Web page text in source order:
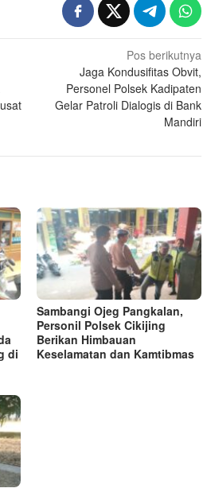
Pos berikutnya
Jaga Kondusifitas Obvit,
Personel Polsek Kadipaten
Gelar Patroli Dialogis di Bank
Mandiri
di
Sambangi Ojeg Pangkalan,
Personil Polsek Cikijing
Berikan Himbauan
Keselamatan dan Kamtibmas